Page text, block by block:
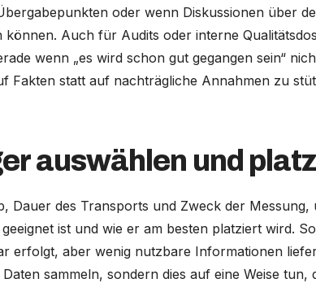
oder wenn Diskussionen über
Auch für Audits oder interne
wenn „es wird schon gut gegangen sein“
Fakten statt auf nachträgliche Annahmen zu
auswählen und
Dauer des Transports und Zweck der Messung,
ist und wie er am besten platziert wird.
erfolgt, aber wenig nutzbare Informationen
sammeln, sondern dies auf eine Weise tun,